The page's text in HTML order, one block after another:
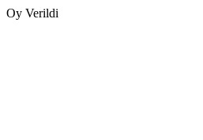
Oy Verildi